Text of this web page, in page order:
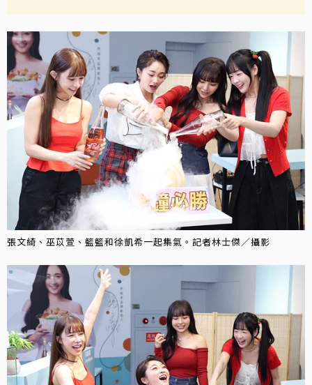
張文綺、巫苡萱、籃籃和徐凱希一起集氣。記者林士傑／攝影